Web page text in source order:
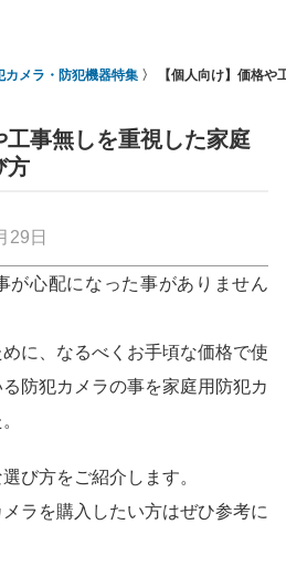
カメラ・防犯機器特集 【個人向け】価格
工事無しを重視した家庭
方
29日
が心配になった事がありません
に、なるべくお手頃な価格で使
防犯カメラの事を家庭用防犯カ
び方をご紹介します。
ラを購入したい方はぜひ参考に